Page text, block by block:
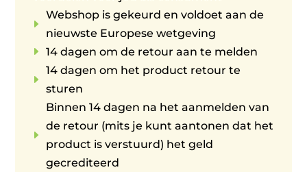
E
Webshop is gekeurd en voldoet aan de
nieuwste Europese wetgeving
E 14 dagen om de retour aan te melden
E
14 dagen om het product retour te
sturen
E
Binnen 14 dagen na het aanmelden van
de retour (mits je kunt aantonen dat het
product is verstuurd) het geld
gecrediteerd